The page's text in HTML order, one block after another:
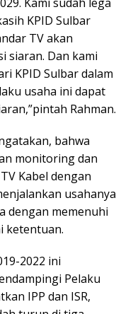
KPID Sulbar
TV akan
siaran. Dan kami
KPID Sulbar dalam
usaha ini dapat
Rahman.
bahwa
monitoring dan
Kabel dengan
usahanya
dengan memenuhi
ketentuan.
2022 ini
Pelaku
IPP dan ISR,